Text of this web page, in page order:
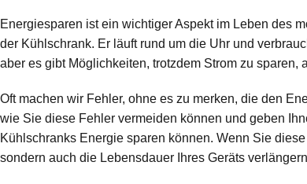
Energiesparen ist ein wichtiger Aspekt im Leben des
der Kühlschrank. Er läuft rund um die Uhr und
aber es gibt Möglichkeiten, trotzdem Strom zu sparen,
Oft machen wir Fehler, ohne es zu merken, die den
wie Sie diese Fehler vermeiden können und geben
Kühlschranks Energie sparen können. Wenn Sie
sondern auch die Lebensdauer Ihres Geräts